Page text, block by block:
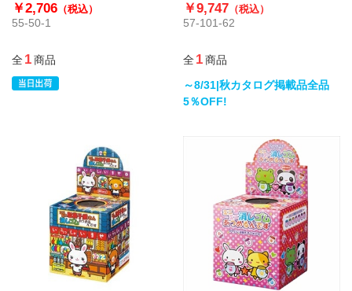
￥2,706 （税込）
55-50-1
全1商品
￥9,747（税込）
57-101-62
全1商品
～8/31|秋カタログ掲載品全品
5％OFF!